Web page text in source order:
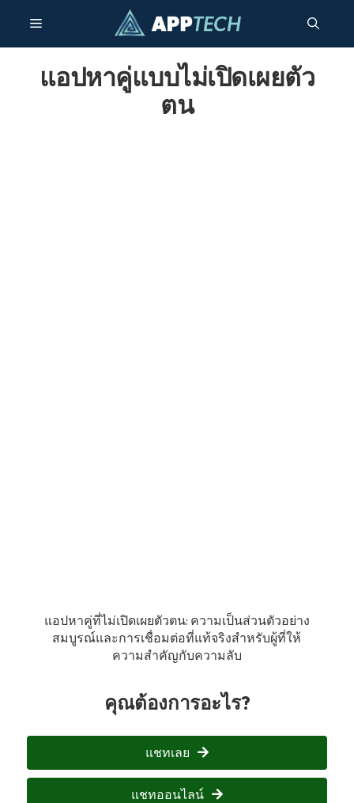
ยัง
เมนู
แอปหาคู่แบบไม่เปิดเผยตัว
ตน
แอปหาคู่ที่ไม่เปิดเผยตัวตน: ความเป็นส่วนตัวอย่าง
สมบูรณ์และการเชื่อมต่อที่แท้จริงสำหรับผู้ที่ให้
ความสำคัญกับความลับ
คุณต้องการอะไร?
แชทเลย
แชทออนไลน์